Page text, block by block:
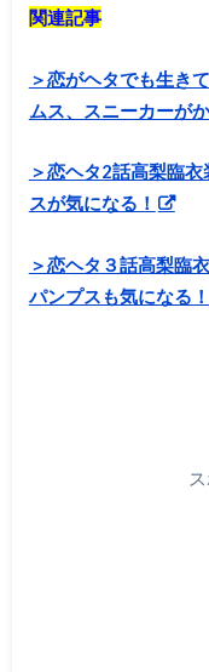
関連記事
＞恋がヘタでも生き
ムス、スニーカーが
＞恋ヘタ2話高梨臨
スが気になる！
＞恋ヘタ３話高梨臨
パンプスも気になる！